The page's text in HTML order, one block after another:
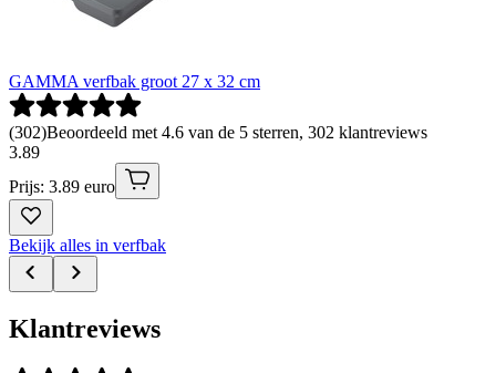
GAMMA verfbak groot 27 x 32 cm
(302)Beoordeeld met 4.6 van de 5 sterren, 302 klantreviews
3.89
Prijs: 3.89 euro
Bekijk alles in verfbak
Klantreviews